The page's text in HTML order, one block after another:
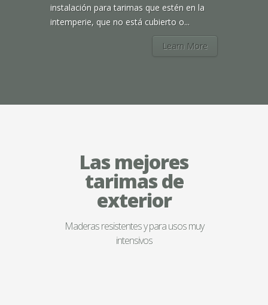
instalación para tarimas que estén en la
intemperie, que no está cubierto o...
Learn More
Las mejores
tarimas de
exterior
Maderas resistentes y para usos muy
intensivos